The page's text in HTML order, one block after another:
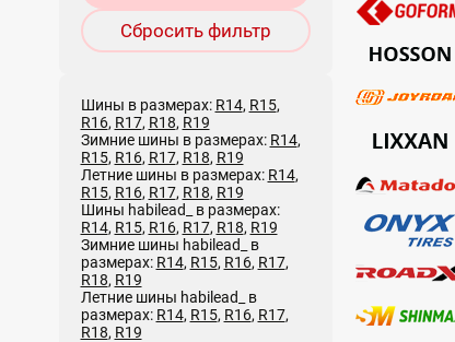
Сбросить фильтр
Шины в размерах: R14, R15,
R16, R17, R18, R19
Зимние шины в размерах: R14,
R15, R16, R17, R18, R19
Летние шины в размерах: R14,
R15, R16, R17, R18, R19
Шины habilead_ в размерах:
R14, R15, R16, R17, R18, R19
Зимние шины habilead_ в
размерах: R14, R15, R16, R17,
R18, R19
Летние шины habilead_ в
размерах: R14, R15, R16, R17,
R18, R19